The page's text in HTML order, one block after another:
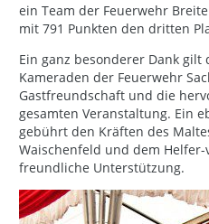
ein Team der Feuerwehr
mit 791 Punkten den dritten
Ein ganz besonderer Dank
Kameraden der Feuerwehr
Gastfreundschaft und die
gesamten Veranstaltung. Ein
gebührt den Kräften des
Waischenfeld und dem
freundliche Unterstützung.